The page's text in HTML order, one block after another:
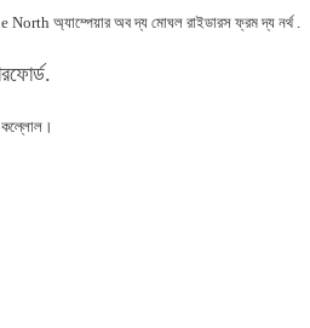
অ্যাম্পেয়ার অব দ্য মোঘল রাইডারস ফ্রম দ্য নর্থ .